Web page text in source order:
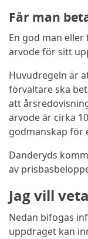
Får man
En god man
arvode för sitt
Huvud­regeln är
förvaltare ska
att
arvode är cirka
godmanskap för
Danderyds
av
Jag vill
Nedan bifogas
uppdraget kan